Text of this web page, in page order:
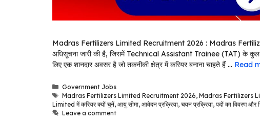
Madras Fertilizers Limited Recruitment 2026 : Madras
अधिसूचना जारी की है, जिसमें Technical Assistant Trainee (TAT) के कुल
लिए एक शानदार अवसर है जो तकनीकी क्षेत्र में करियर बनाना चाहते हैं … Read
Categories
Government Jobs
Tags
Madras Fertilizers Limited Recruitment 2026,Madras Fertilizers
Limited में करियर क्यों चुनें, आयु सीमा, आवेदन प्रक्रिया, चयन प्रक्रिया, पदों का विवरण और
Leave a comment